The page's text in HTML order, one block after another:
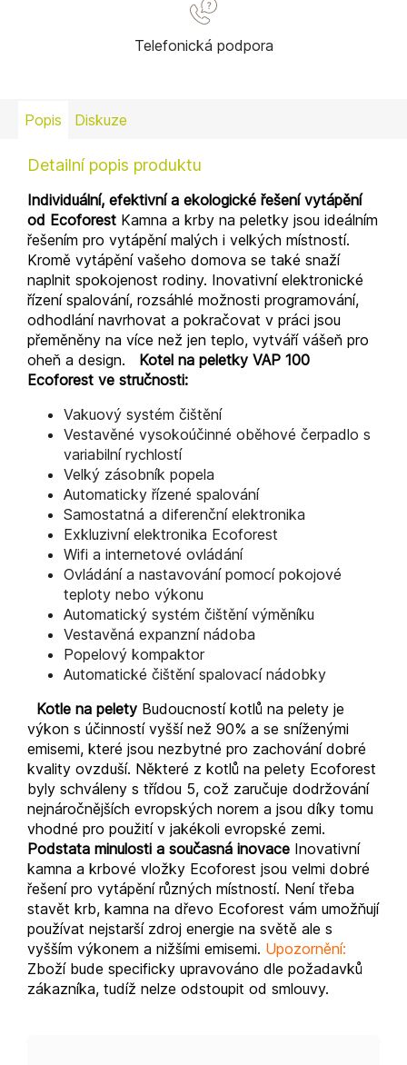
Telefonická podpora
Popis Diskuze
Detailní popis produktu
Individuální, efektivní a ekologické řešení vytápění
od Ecoforest Kamna a krby na peletky jsou ideálním
řešením pro vytápění malých i velkých místností.
Kromě vytápění vašeho domova se také snaží
naplnit spokojenost rodiny. Inovativní elektronické
řízení spalování, rozsáhlé možnosti programování,
odhodlání navrhovat a pokračovat v práci jsou
přeměněny na více než jen teplo, vytváří vášeň pro
oheň a design. Kotel na peletky VAP 100
Ecoforest ve stručnosti:
Vakuový systém čištění
Vestavěné vysokoúčinné oběhové čerpadlo s
variabilní rychlostí
Velký zásobník popela
Automaticky řízené spalování
Samostatná a diferenční elektronika
Exkluzivní elektronika Ecoforest
Wifi a internetové ovládání
Ovládání a nastavování pomocí pokojové
teploty nebo výkonu
Automatický systém čištění výměníku
Vestavěná expanzní nádoba
Popelový kompaktor
Automatické čištění spalovací nádobky
Kotle na pelety Budoucností kotlů na pelety je
výkon s účinností vyšší než 90% a se sníženými
emisemi, které jsou nezbytné pro zachování dobré
kvality ovzduší. Některé z kotlů na pelety Ecoforest
byly schváleny s třídou 5, což zaručuje dodržování
nejnáročnějších evropských norem a jsou díky tomu
vhodné pro použití v jakékoli evropské zemi.
Podstata minulosti a současná inovace Inovativní
kamna a krbové vložky Ecoforest jsou velmi dobré
řešení pro vytápění různých místností. Není třeba
stavět krb, kamna na dřevo Ecoforest vám umožňují
používat nejstarší zdroj energie na světě ale s
vyšším výkonem a nižšími emisemi. Upozornění:
Zboží bude specificky upravováno dle požadavků
zákazníka, tudíž nelze odstoupit od smlouvy.